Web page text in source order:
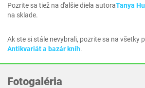
Pozrite sa tiež na ďalšie diela autoraTanya
na sklade.
Ak ste si stále nevybrali, pozrite sa na všetky
Antikvariát a bazár kníh.
Fotogaléria